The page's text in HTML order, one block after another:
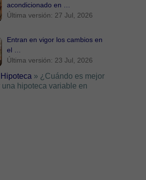
acondicionado en …
Última versión: 27 Jul, 2026
Entran en vigor los cambios en
el …
Última versión: 23 Jul, 2026
Hipoteca » ¿Cuándo es mejor
una hipoteca variable en